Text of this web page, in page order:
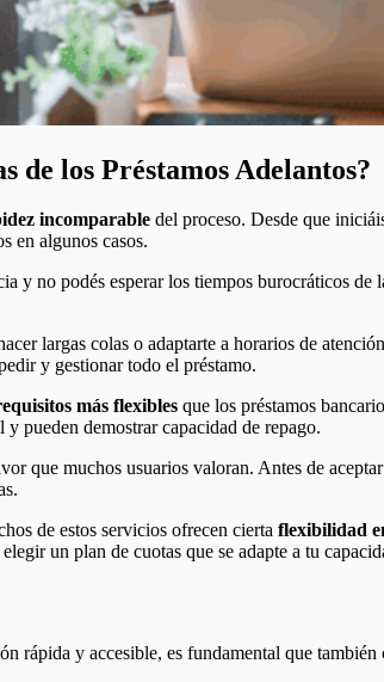
de los Préstamos Adelantos?
incomparable del proceso. Desde que
en algunos casos.
y no podés esperar los tiempos burocráticos
largas colas o adaptarte a horarios de
y gestionar todo el préstamo.
más flexibles que los préstamos
pueden demostrar capacidad de repago.
que muchos usuarios valoran. Antes de
de estos servicios ofrecen cierta flexibilidad
un plan de cuotas que se adapte a tu
rápida y accesible, es fundamental que también